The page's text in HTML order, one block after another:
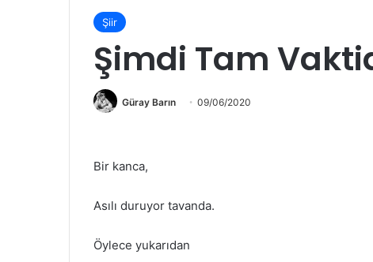
Şiir
Şimdi Tam
Güray Barın 09/06/2020
Bir kanca,
Asılı duruyor tavanda.
Öylece yukarıdan